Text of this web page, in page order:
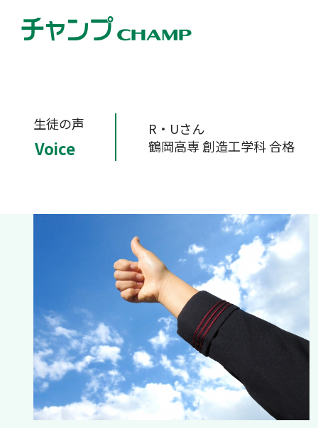
生徒の声
Voice
R・Uさん
鶴岡高専 創造工学科 合格